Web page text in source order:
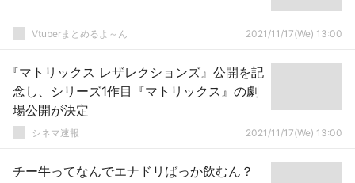
Vtuberまとめるよ～ん 2021/11/17(We) 13:00
『マトリックス レザレクションズ』公開を記
念し、シリーズ1作目『マトリックス』の劇
場公開が決定
シネマ速報 2021/11/17(We) 13:00
チー牛ってなんでエナドリばっか飲むん？